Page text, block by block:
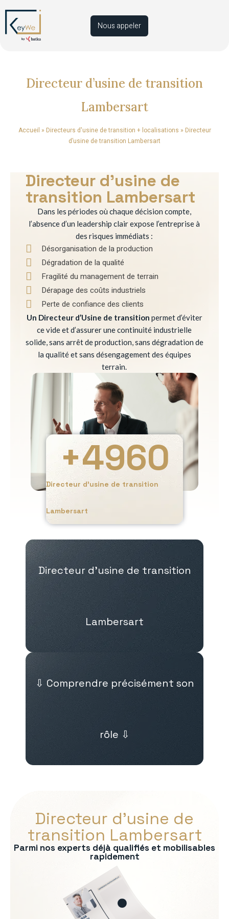
Nous appeler
Directeur d’usine de transition
Lambersart
Accueil » Directeurs d'usine de transition + localisations » Directeur
d’usine de transition Lambersart
Directeur d’usine de
transition Lambersart
Dans les périodes où chaque décision compte,
l’absence d’un leadership clair expose l’entreprise à
des risques immédiats :
Désorganisation de la production
Dégradation de la qualité
Fragilité du management de terrain
Dérapage des coûts industriels
Perte de confiance des clients
Un Directeur d’Usine de transition permet d’éviter
ce vide et d’assurer une continuité industrielle
solide, sans arrêt de production, sans dégradation de
la qualité et sans désengagement des équipes
terrain.
Directeur d’usine de transition
Lambersart
+4960
Directeur d’usine de transition
Lambersart
⇩ Comprendre précisément son
rôle ⇩
Directeur d’usine de
transition Lambersart
Parmi nos experts déjà qualifiés et mobilisables
rapidement